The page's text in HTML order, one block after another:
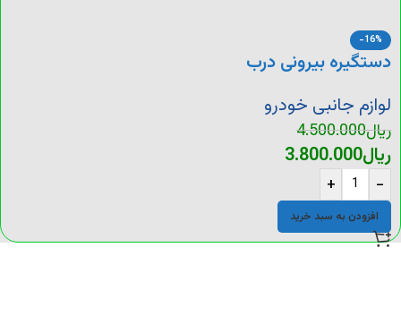
-16%
دستگیره بیرونی درب
لوازم جانبی خودرو
ریال4.500.000
ریال3.800.000
-
+
افزودن به سبد خرید